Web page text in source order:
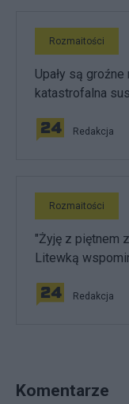
Rozmaitości
Upały są
katastrofalna
Redakcja
Rozmaitości
"Żyję z piętnem
Litewką
Redakcja
Komentarze